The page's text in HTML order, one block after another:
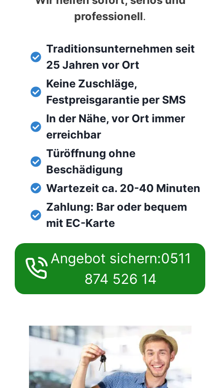
professionell.
Traditionsunternehmen seit
25 Jahren vor Ort
Keine Zuschläge,
Festpreisgarantie per SMS
In der Nähe, vor Ort immer
erreichbar
Türöffnung ohne
Beschädigung
Wartezeit ca. 20-40 Minuten
Zahlung: Bar oder bequem
mit EC-Karte
Angebot sichern:0511
874 526 14